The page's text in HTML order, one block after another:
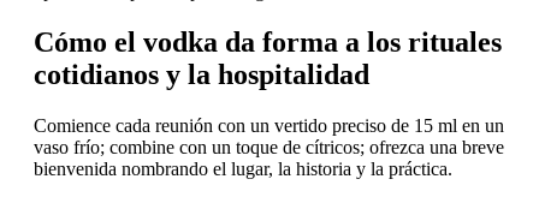
Cómo el vodka da forma a los rituales
cotidianos y la hospitalidad
Comience cada reunión con un vertido preciso de 15 ml en un
vaso frío; combine con un toque de cítricos; ofrezca una breve
bienvenida nombrando el lugar, la historia y la práctica.